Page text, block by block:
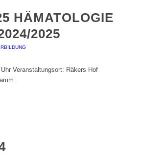
HÄMATOLOGIE
2025
Veranstaltungsort: Räkers Hof